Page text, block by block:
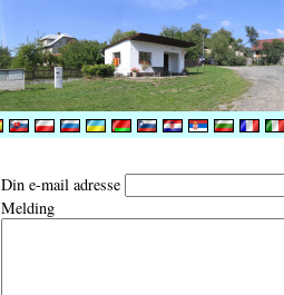
Din e-mail adresse
Melding